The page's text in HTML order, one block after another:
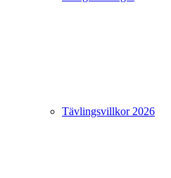
Tävlingsvillkor 2026